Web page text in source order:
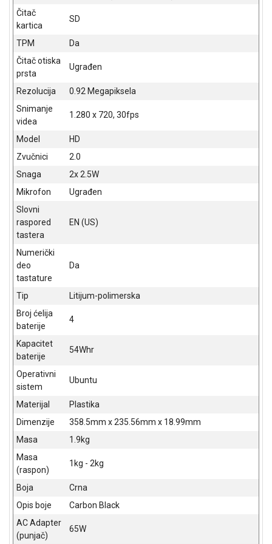
Blog
Način
plaćanja
Isporuka
Čitač
kartica
SD
TPM
Da
Čitač otiska
prsta
Ugrađen
Rezolucija
0.92 Megapiksela
Snimanje
videa
1.280 x 720, 30fps
Model
HD
Zvučnici
2.0
Snaga
2x 2.5W
Mikrofon
Ugrađen
Slovni
raspored
tastera
EN (US)
Numerički
deo
tastature
Da
Tip
Litijum-polimerska
Broj ćelija
baterije
4
Kapacitet
baterije
54Whr
Operativni
sistem
Ubuntu
Materijal
Plastika
Dimenzije
358.5mm x 235.56mm x 18.99mm
Masa
1.9kg
Masa
(raspon)
1kg - 2kg
Boja
Crna
Opis boje
Carbon Black
AC Adapter
(punjač)
65W